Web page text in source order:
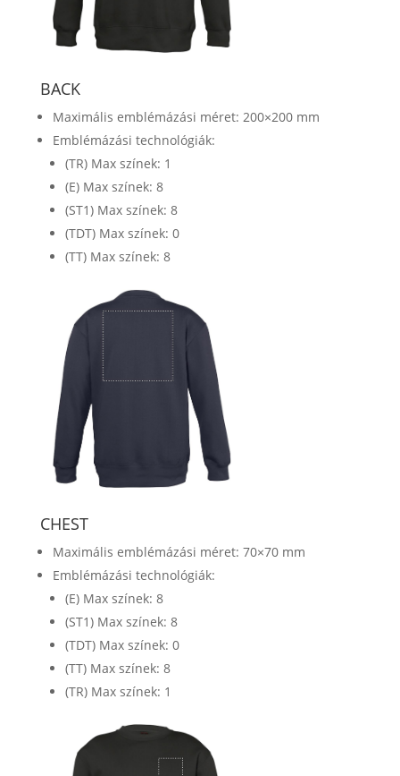
BACK
Maximális emblémázási méret: 200×200 mm
Emblémázási technológiák:
(TR) Max színek: 1
(E) Max színek: 8
(ST1) Max színek: 8
(TDT) Max színek: 0
(TT) Max színek: 8
CHEST
Maximális emblémázási méret: 70×70 mm
Emblémázási technológiák:
(E) Max színek: 8
(ST1) Max színek: 8
(TDT) Max színek: 0
(TT) Max színek: 8
(TR) Max színek: 1